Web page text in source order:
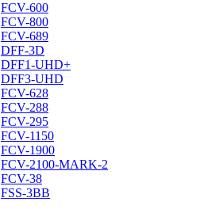
FCV-600
FCV-800
FCV-689
DFF-3D
DFF1-UHD+
DFF3-UHD
FCV-628
FCV-288
FCV-295
FCV-1150
FCV-1900
FCV-2100-MARK-2
FCV-38
FSS-3BB